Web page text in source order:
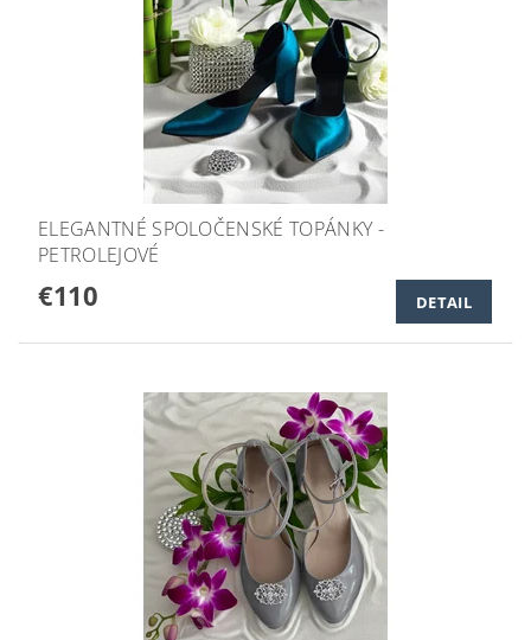
ELEGANTNÉ SPOLOČENSKÉ TOPÁNKY -
PETROLEJOVÉ
€110 DETAIL